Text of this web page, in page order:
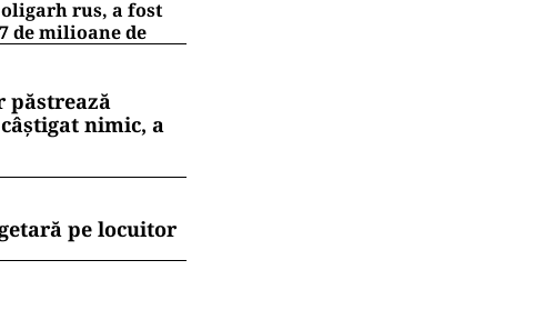
RO-USAR.
şi deja
Arafat.
și pe
își unesc